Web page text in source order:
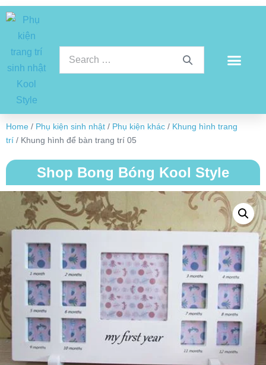
Home / Phụ kiện sinh nhật / Phụ kiện khác / Khung hình trang
trí / Khung hình để bàn trang trí 05
Shop Bong Bóng Kool Style